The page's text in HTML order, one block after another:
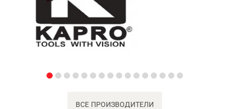
ВСЕ ПРОИЗВОДИТЕЛИ